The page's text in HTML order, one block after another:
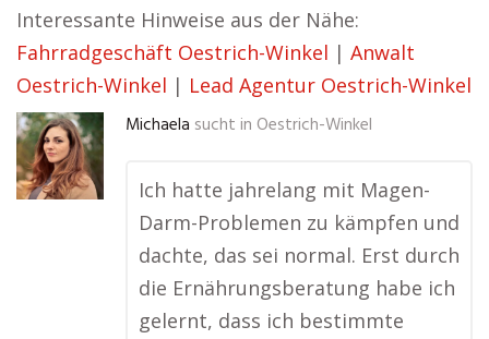
Interessante Hinweise aus der Nähe:
Fahrradgeschäft Oestrich-Winkel | Anwalt
Oestrich-Winkel | Lead Agentur Oestrich-Winkel
Michaela sucht in Oestrich-Winkel
Ich hatte jahrelang mit Magen-
Darm-Problemen zu kämpfen und
dachte, das sei normal. Erst durch
die Ernährungsberatung habe ich
gelernt, dass ich bestimmte